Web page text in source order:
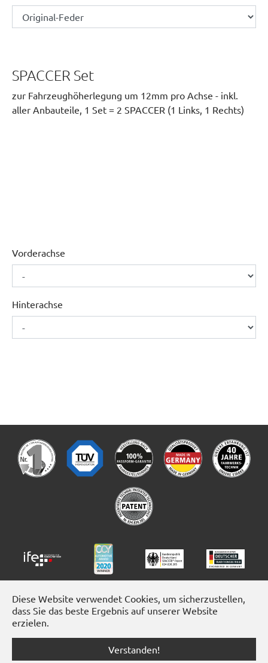
Diese Website verwendet Cookies, um sicherzustellen,
dass Sie das beste Ergebnis auf unserer Website
erzielen.
Verstanden!
SPACCER Set
zur Fahrzeughöherlegung um 12mm pro Achse - inkl.
aller Anbauteile, 1 Set = 2 SPACCER (1 Links, 1 Rechts)
Vorderachse
Hinterachse
Instagram